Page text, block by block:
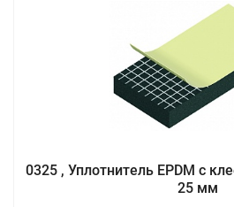
0325 , Уплотнитель EPDM с
25 мм